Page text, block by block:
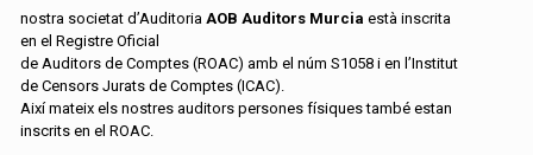
nostra societat d’Auditoria AOB Auditors Murcia està inscrita
en el Registre Oficial
de Auditors de Comptes (ROAC) amb el núm S1058 i en l’Institut
de Censors Jurats de Comptes (ICAC).
Així mateix els nostres auditors persones físiques també estan
inscrits en el ROAC.